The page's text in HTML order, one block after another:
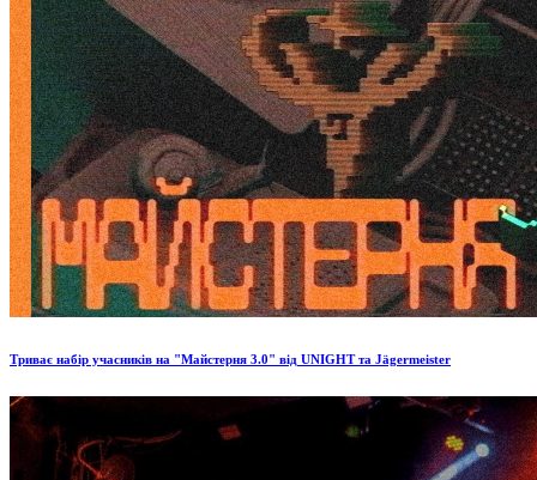
Триває набір учасників на "Майстерня 3.0" від UNIGHT та Jägermeister